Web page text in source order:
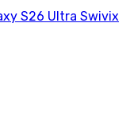
S26 Ultra Swivix